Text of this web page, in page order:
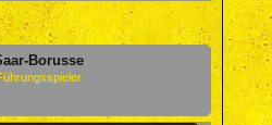
Borusse